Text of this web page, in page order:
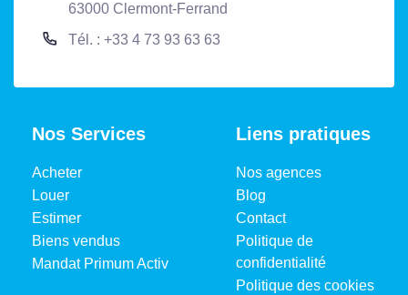
63000 Clermont-Ferrand
Tél. : +33 4 73 93 63 63
Nos Services
Acheter
Louer
Estimer
Biens vendus
Mandat Primum Activ
Liens pratiques
Nos agences
Blog
Contact
Politique de
confidentialité
Politique des cookies